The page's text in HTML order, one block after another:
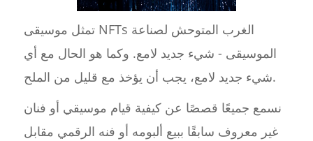
تمثل موسيقى NFTs الغرب المتوحش لصناعة
الموسيقى - شيء جديد لامع. وكما هو الحال مع أي
شيء جديد لامع، يجب أن يؤخذ مع قليل من الملح.
نسمع جميعًا قصصًا عن كيفية قيام موسيقي أو فنان
غير معروف سابقًا ببيع ألبومه أو فنه الرقمي مقابل